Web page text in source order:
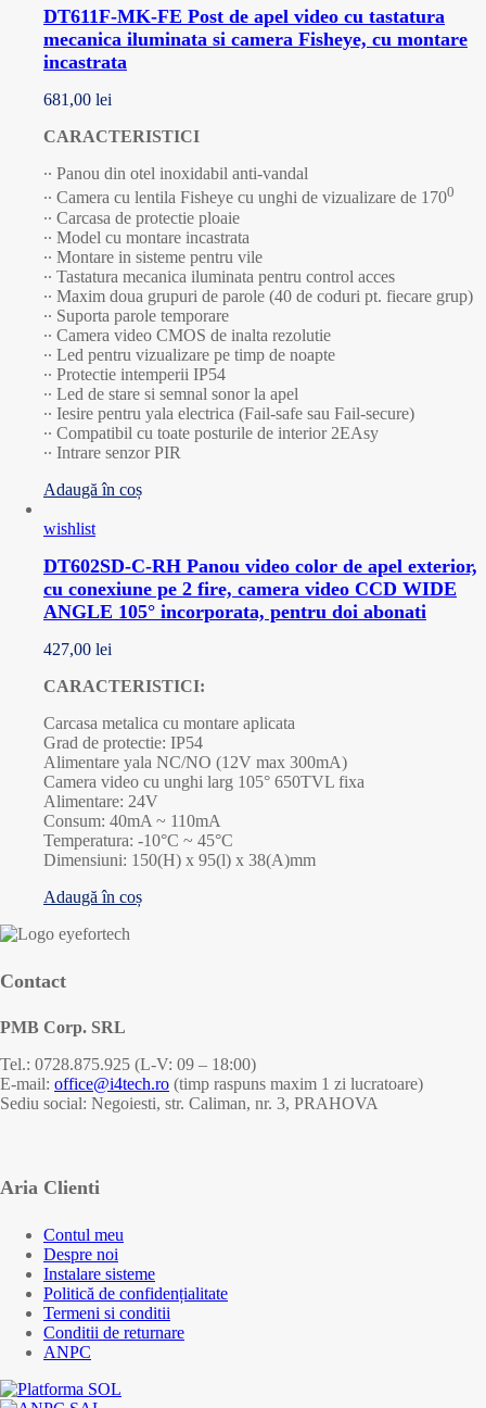
DT611F-MK-FE Post de apel video cu tastatura
mecanica iluminata si camera Fisheye, cu montare
incastrata
681,00 lei
CARACTERISTICI
∙∙ Panou din otel inoxidabil anti-vandal
∙∙ Camera cu lentila Fisheye cu unghi de vizualizare de 1700
∙∙ Carcasa de protectie ploaie
∙∙ Model cu montare incastrata
∙∙ Montare in sisteme pentru vile
∙∙ Tastatura mecanica iluminata pentru control acces
∙∙ Maxim doua grupuri de parole (40 de coduri pt. fiecare grup)
∙∙ Suporta parole temporare
∙∙ Camera video CMOS de inalta rezolutie
∙∙ Led pentru vizualizare pe timp de noapte
∙∙ Protectie intemperii IP54
∙∙ Led de stare si semnal sonor la apel
∙∙ Iesire pentru yala electrica (Fail-safe sau Fail-secure)
∙∙ Compatibil cu toate posturile de interior 2EAsy
∙∙ Intrare senzor PIR
Adaugă în coș
wishlist
DT602SD-C-RH Panou video color de apel exterior,
cu conexiune pe 2 fire, camera video CCD WIDE
ANGLE 105° incorporata, pentru doi abonati
427,00 lei
CARACTERISTICI:
Carcasa metalica cu montare aplicata
Grad de protectie: IP54
Alimentare yala NC/NO (12V max 300mA)
Camera video cu unghi larg 105° 650TVL fixa
Alimentare: 24V
Consum: 40mA ~ 110mA
Temperatura: -10°C ~ 45°C
Dimensiuni: 150(H) x 95(l) x 38(A)mm
Adaugă în coș
Contact
PMB Corp. SRL
Tel.: 0728.875.925 (L-V: 09 – 18:00)
E-mail: office@i4tech.ro (timp raspuns maxim 1 zi lucratoare)
Sediu social: Negoiesti, str. Caliman, nr. 3, PRAHOVA
Aria Clienti
Contul meu
Despre noi
Instalare sisteme
Politică de confidențialitate
Termeni si conditii
Conditii de returnare
ANPC